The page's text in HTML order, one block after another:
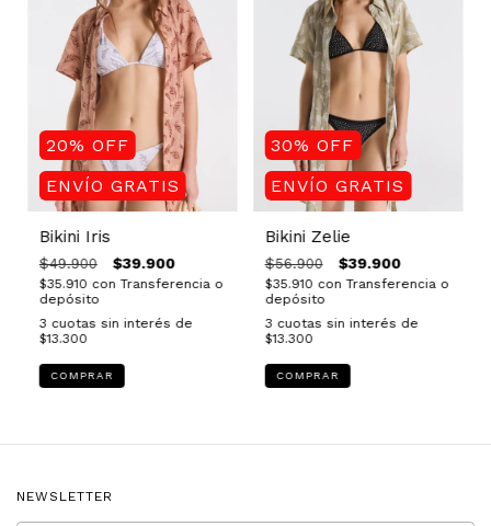
20% OFF
ENVÍO GRATIS
Bikini Iris
$49.900 $39.900
$35.910 con Transferencia o
depósito
3 cuotas sin interés de
$13.300
COMPRAR
30%OFF
ENVÍO GRATIS
Bikini Zelie
$56.900 $39.900
$35.910 con Transferencia o
depósito
3 cuotas sin interés de
$13.300
COMPRAR
NEWSLETTER